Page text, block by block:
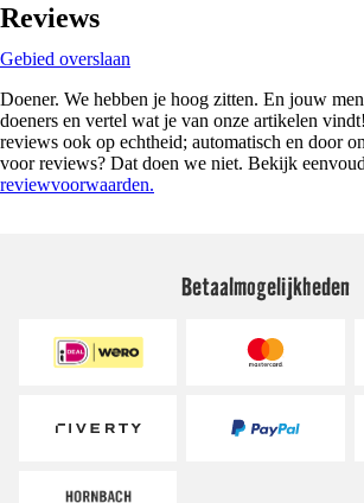
Reviews
Gebied overslaan
Doener. We hebben je hoog zitten. En jouw
doeners en vertel wat je van onze artikelen
reviews ook op echtheid; automatisch en door
voor reviews? Dat doen we niet. Bekijk
reviewvoorwaarden.
Betaalmogelijkheden